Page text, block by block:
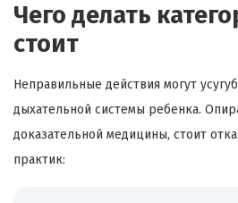
Чего делать
стоит
Неправильные действия могут
дыхательной системы ребенка.
доказательной медицины, стоит
практик: